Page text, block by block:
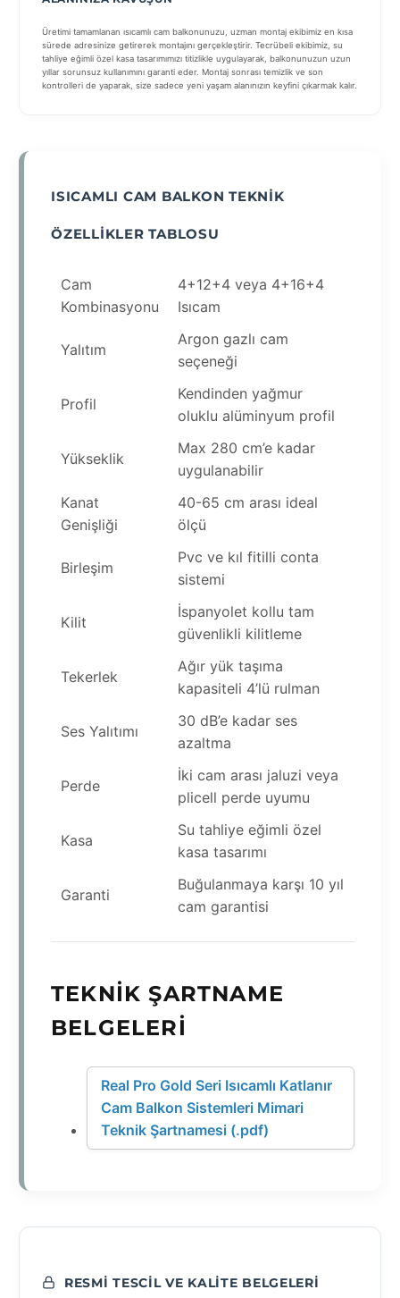
Üretimi tamamlanan ısıcamlı cam balkonunuzu, uzman montaj ekibimiz en kısa
sürede adresinize getirerek montajını gerçekleştirir. Tecrübeli ekibimiz, su
tahliye eğimli özel kasa tasarımımızı titizlikle uygulayarak, balkonunuzun uzun
yıllar sorunsuz kullanımını garanti eder. Montaj sonrası temizlik ve son
kontrolleri de yaparak, size sadece yeni yaşam alanınızın keyfini çıkarmak kalır.
ISICAMLI CAM BALKON TEKNIK
ÖZELLIKLER TABLOSU
Cam
Kombinasyonu
4+12+4 veya 4+16+4
Isıcam
Yalıtım
Argon gazlı cam
seçeneği
Profil
Kendinden yağmur
oluklu alüminyum profil
Yükseklik
Max 280 cm’e kadar
uygulanabilir
Kanat
Genişliği
40-65 cm arası ideal
ölçü
Birleşim
Pvc ve kıl fitilli conta
sistemi
Kilit
İspanyolet kollu tam
güvenlikli kilitleme
Tekerlek
Ağır yük taşıma
kapasiteli 4’lü rulman
Ses Yalıtımı
30 dB’e kadar ses
azaltma
Perde
İki cam arası jaluzi veya
plicell perde uyumu
Kasa
Su tahliye eğimli özel
kasa tasarımı
Garanti
Buğulanmaya karşı 10 yıl
cam garantisi
TEKNIK ŞARTNAME
BELGELERI
Real Pro Gold Seri Isıcamlı Katlanır
Cam Balkon Sistemleri Mimari
Teknik Şartnamesi (.pdf)
RESMI TESCIL VE KALITE BELGELERI